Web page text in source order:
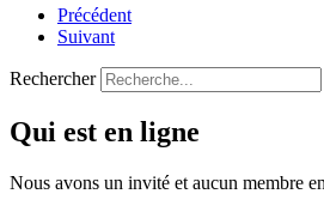
Précédent
Suivant
Rechercher
Qui est en ligne
Nous avons un invité et aucun membre